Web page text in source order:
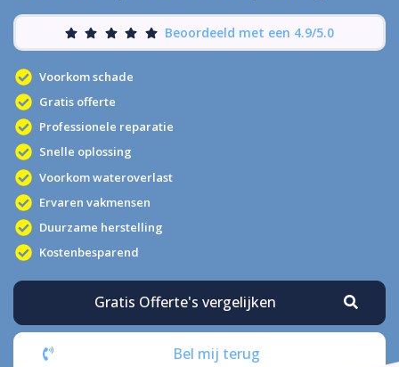
Beoordeeld met een 4.9/5.0
Voorkom schade
Gratis offerte
Professionele reparatie
Snelle oplossing
Voorkom wateroverlast
Ervaren vakmensen
Duurzame herstelling
Kostenbesparend
Gratis Offerte's vergelijken
Bel mij terug